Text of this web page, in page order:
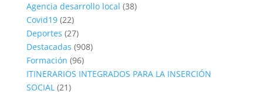
Agencia desarrollo local (38)
Covid19(22)
Deportes (27)
Destacadas (908)
Formación (96)
ITINERARIOS INTEGRADOS PARA LA INSERCIÓN
SOCIAL(21)